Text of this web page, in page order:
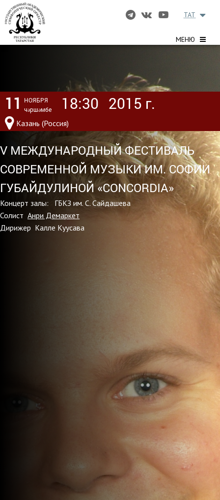
МЕНЮ
TAT
11
НОЯБРЯ
чәршәмбе
18:30 2015 г.
Казань (Россия)
V МЕЖДУНАРОДНЫЙ ФЕСТИВАЛЬ
СОВРЕМЕННОЙ МУЗЫКИ ИМ. СОФИИ
ГУБАЙДУЛИНОЙ «CONCORDIA»
Концерт залы: ГБКЗ им. С. Сайдашева
Солист Анри Демаркет
Дирижер Калле Куусава